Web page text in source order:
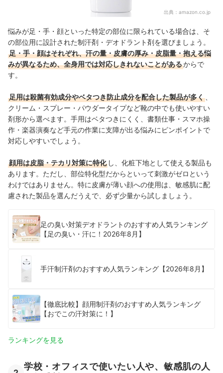
出典： amazon.co.jp
悩みが足・手・顔といった特定の部位に限られている場合は、そ
の部位用に設計された制汗剤・デオドラント剤を選びましょう。
足・手・顔はそれぞれ、汗の量・皮膚の厚み・皮脂量・抱える悩
みが異なるため、全身用では対応しきれないことがあるからで
す。
足用は殺菌有効成分やベタつき防止成分を配合した製品が多く
クリーム・スプレー・パウダータイプなど靴の中でも使いやすい
剤形から選べます。手用はベタつきにくく、書類仕事・スマホ操
作・楽器演奏など手元の作業に支障が出る悩みにピンポイントで
対応しやすいでしょう。
顔用は皮脂・テカリ対策に特化 し、化粧下地として使える製品も
あります。ただし、部位特化型だからといって刺激がゼロという
わけではありません。特に皮膚が薄い顔への使用は、敏感肌に配
慮された製品を選んだうえで、必ず少量から試しましょう。
足の臭い対策デオドラントのおすすめ人気ランキング
【足の臭い・汗に！2026年8月】
手汗制汗剤のおすすめ人気ランキング【2026年8月】
【徹底比較】顔用制汗剤のおすすめ人気ランキング
【おでこの汗対策に！】
ランキングを見る
学校・オフィスで使いたい人や、敏感肌の人